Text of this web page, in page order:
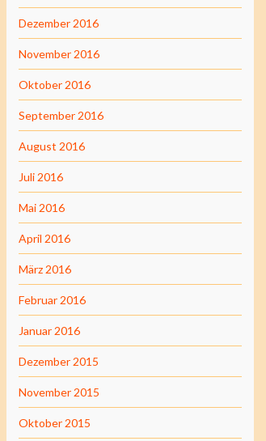
Dezember 2016
November 2016
Oktober 2016
September 2016
August 2016
Juli 2016
Mai 2016
April 2016
März 2016
Februar 2016
Januar 2016
Dezember 2015
November 2015
Oktober 2015